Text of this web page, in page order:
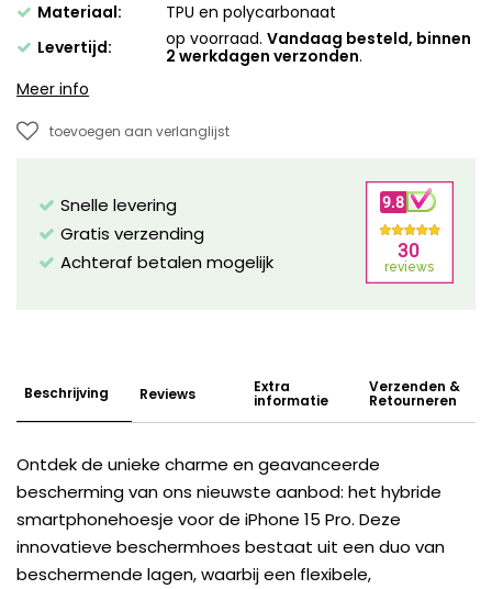
Materiaal:
TPU en polycarbonaat
Levertijd:
op voorraad. Vandaag besteld, binnen
2 werkdagen verzonden.
Meer info
toevoegen aan verlanglijst
Snelle levering
Gratis verzending
Achteraf betalen mogelijk
Beschrijving Reviews Extra
informatie
Verzenden &
Retourneren
Ontdek de unieke charme en geavanceerde
bescherming van ons nieuwste aanbod: het hybride
smartphonehoesje voor de iPhone 15 Pro. Deze
innovatieve beschermhoes bestaat uit een duo van
beschermende lagen, waarbij een flexibele,